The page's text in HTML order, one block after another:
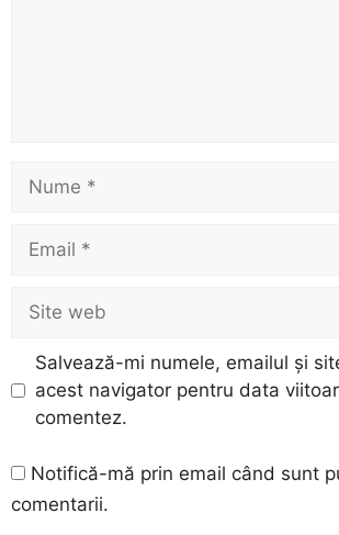
Nume
Email
Site
web
Salvează-mi numele, emailul și
acest navigator pentru data
comentez.
Notifică-mă prin email când sunt
comentarii.